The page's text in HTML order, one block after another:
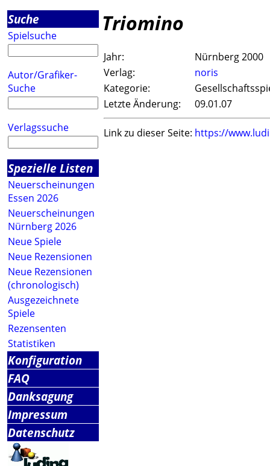
Suche
Spielsuche
Autor/Grafiker-
Suche
Verlagssuche
Spezielle Listen
Neuerscheinungen
Essen 2026
Neuerscheinungen
Nürnberg 2026
Neue Spiele
Neue Rezensionen
Neue Rezensionen
(chronologisch)
Ausgezeichnete
Spiele
Rezensenten
Statistiken
Konfiguration
FAQ
Danksagung
Impressum
Datenschutz
Triomino
Jahr:
Nürnberg 2000
Verlag:
noris
Kategorie:
Letzte Änderung:
09.01.07
Link zu dieser Seite: https://